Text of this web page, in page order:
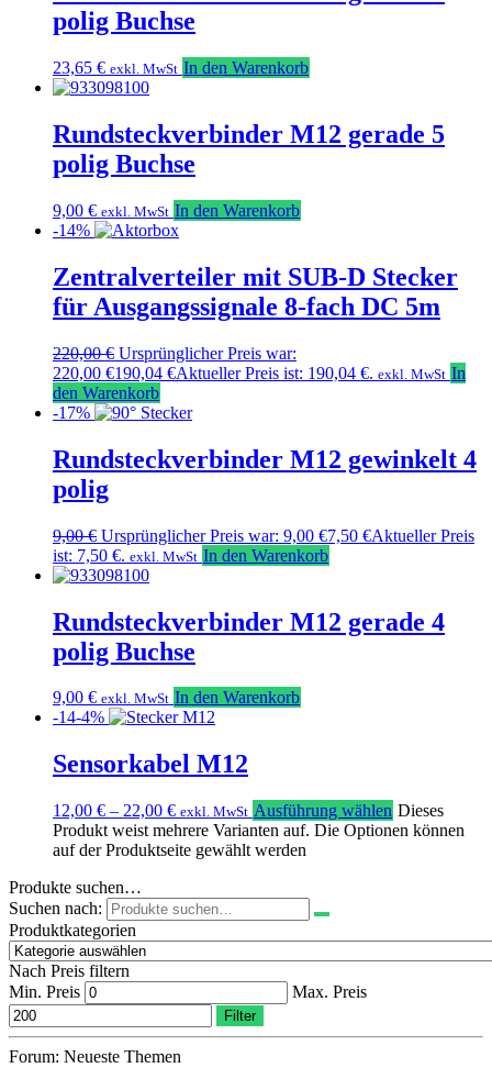
polig Buchse
23,65 € exkl. MwSt In den Warenkorb
Rundsteckverbinder M12 gerade 5
polig Buchse
9,00 € exkl. MwSt In den Warenkorb
-14%
Zentralverteiler mit SUB-D Stecker
für Ausgangssignale 8-fach DC 5m
220,00€ Ursprünglicher Preis war:
220,00 €190,04 €Aktueller Preis ist: 190,04 €. exkl. MwSt In
den Warenkorb
-17%
Rundsteckverbinder M12 gewinkelt 4
polig
9,00€ Ursprünglicher Preis war: 9,00 €7,50 €Aktueller Preis
ist: 7,50 €. exkl. MwSt In den Warenkorb
Rundsteckverbinder M12 gerade 4
polig Buchse
9,00 € exkl. MwSt In den Warenkorb
-14-4%
Sensorkabel M12
12,00 € – 22,00 € exkl. MwSt Ausführung wählen Dieses
Produkt weist mehrere Varianten auf. Die Optionen können
auf der Produktseite gewählt werden
Produkte suchen…
Suchen nach:
Produktkategorien
Nach Preis filtern
Min. Preis
Max. Preis
Filter
Forum: Neueste Themen